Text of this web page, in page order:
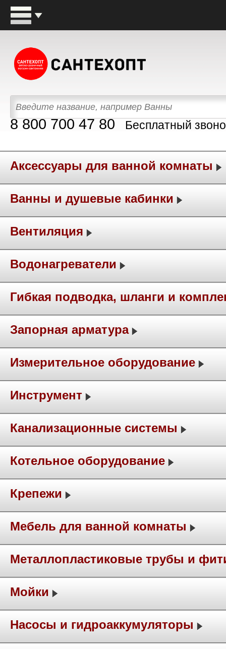
8 800 700 47 80 Бесплатный
Аксессуары для ванной комнаты
Ванны и душевые кабинки
Вентиляция
Водонагреватели
Гибкая подводка, шланги и
Запорная арматура
Измерительное оборудование
Инструмент
Канализационные системы
Котельное оборудование
Крепежи
Мебель для ванной комнаты
Металлопластиковые трубы и
Мойки
Насосы и гидроаккумуляторы